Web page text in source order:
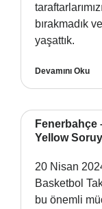
bırakmadık
yaşattık.
Devamını Oku
Fenerbahçe
Yellow
20 Nisan
Basketbol
bu önemli